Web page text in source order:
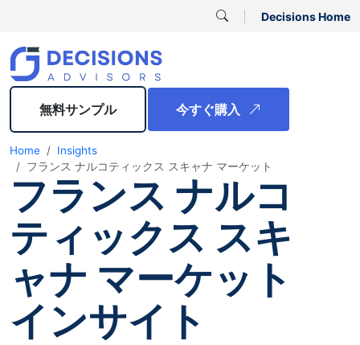
Decisions Home
無料サンプル 今すぐ購入
Home
Insights
フランス ナルコティックス スキャナ マーケット
フランス ナルコ
ティックス スキ
ャナ マーケット
インサイト